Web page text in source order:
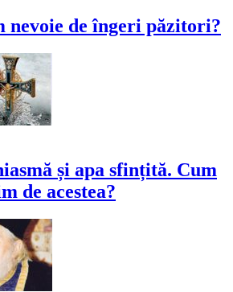
nevoie de îngeri păzitori?
și apa sfințită. Cum
de acestea?